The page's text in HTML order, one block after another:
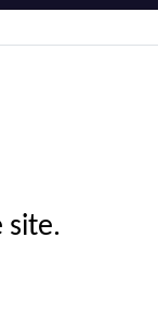
site.